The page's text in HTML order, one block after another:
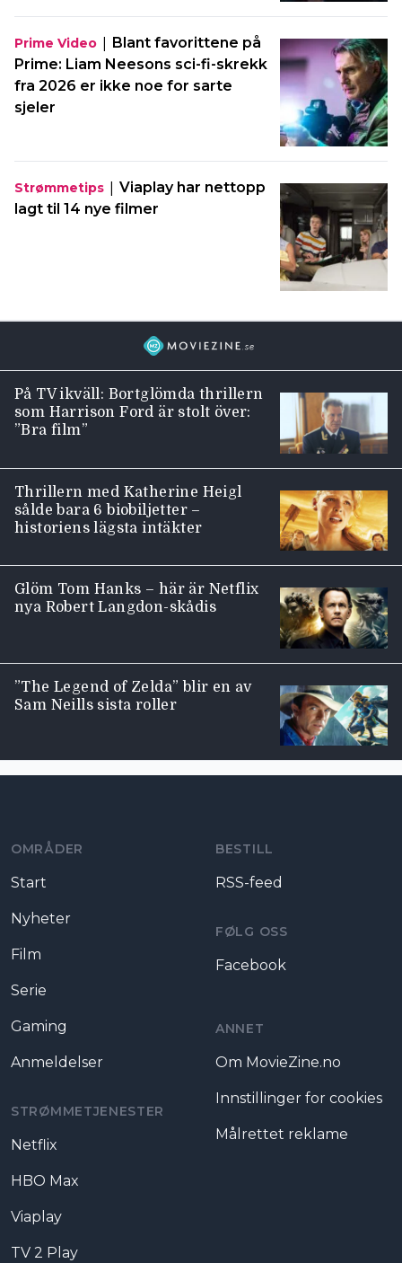
Prime Video | Blant favorittene på
Prime: Liam Neesons sci-fi-skrekk
fra 2026 er ikke noe for sarte
sjeler
Strømmetips | Viaplay har nettopp
lagt til 14 nye filmer
På TV ikväll: Bortglömda thrillern
som Harrison Ford är stolt över:
”Bra film”
Thrillern med Katherine Heigl
sålde bara 6 biobiljetter –
historiens lägsta intäkter
Glöm Tom Hanks – här är Netflix
nya Robert Langdon-skådis
”The Legend of Zelda” blir en av
Sam Neills sista roller
OMRÅDER
Start
Nyheter
Film
Serie
Gaming
Anmeldelser
STRØMMETJENESTER
Netflix
HBO Max
Viaplay
TV 2 Play
BESTILL
RSS-feed
FØLG OSS
Facebook
ANNET
Om MovieZine.no
Innstillinger for cookies
Målrettet reklame